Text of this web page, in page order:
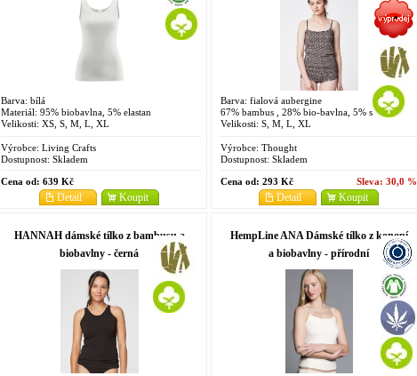
Barva: bílá
Materiál: 95% biobavlna, 5% elastan
Velikosti: XS, S, M, L, XL
Výrobce: Living Crafts
Dostupnost: Skladem
Cena od: 639 Kč
Koupit
Detail
Barva: fialová aubergine
67% bambus , 28% bio-bavlna, 5% spandex
Velikosti: S, M, L, XL
Výrobce: Thought
Dostupnost: Skladem
Cena od: 293 Kč Sleva: 30,0 %
Koupit
Detail
HANNAH dámské tílko z bambusu a
biobavlny - černá
HempLine ANA Dámské tílko z konopí
a biobavlny - přírodní